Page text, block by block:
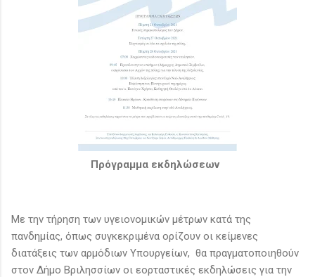
Πρόγραμμα εκδηλώσεων
Με την τήρηση των υγειονομικών μέτρων κατά της
πανδημίας, όπως συγκεκριμένα ορίζουν οι κείμενες
διατάξεις των αρμόδιων Υπουργείων, θα πραγματοποιηθούν
στον Δήμο Βριλησσίων οι εορταστικές εκδηλώσεις για την